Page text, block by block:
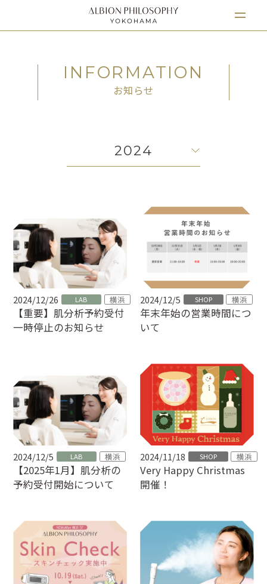
INFORMATION
お知らせ
2024
2024/12/26 LAB 横浜
【重要】肌分析予約受付
一時停止のお知らせ
2024/12/5 SHOP 横浜
年末年始の営業時間につ
いて
2024/12/5 LAB 横浜
【2025年1月】肌分析の
予約受付開始について
2024/11/18 SHOP 横浜
Very Happy Christmas
開催！